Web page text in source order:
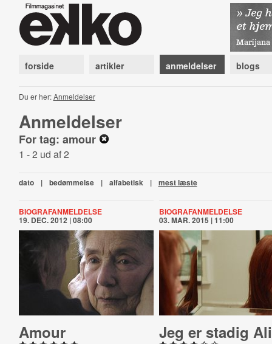
forside artikler anmeldelser blogs
Du er her:Anmeldelser
Anmeldelser
For tag: amour
1 - 2 ud af 2
dato | bedømmelse | alfabetisk | mest læste
BIOGRAFANMELDELSE
19. DEC. 2012 | 08:00
Amour
BIOGRAFANMELDELSE
03. MAR. 2015 | 11:00
Jeg er stadig